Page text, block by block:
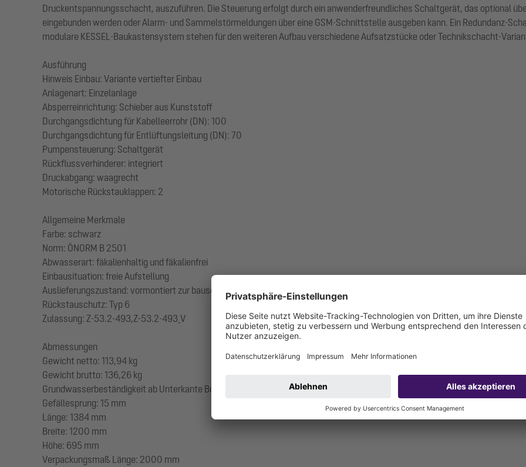
Druckentspannungsschacht, auszuführen. Die Steuerung erfolgt durch ein anwenderfreundliches Schaltgerät, das optional
eingebunden werden oder Alarm- und Sammelstörmeldungen über eine GSM-Schnittstelle ausgeben kann. Ein Redundanz-
modulare KESSEL-Baukastensystem stehen für den weiteren Aufbau verschiedene Aufsatzstücke oder Technikschacht-
Ausführung
Hinweis Einbau: Variante vertiefter Einbau
Anlagenart: Einzelanlage
Absperreinrichtung: Schieber aus Kunststoff
Durchgangsdichtung für Kabelleerrohr (DN): 100
Durchgangsdichtung für Entlüftungsleitung (DN): 70
Pumpensteuerung: Schaltgerät
Rückflussverhinderer: integriert
Druckabgang: waagrecht
Motorische Rückstauklappen: 2
Allgemeine Merkmale
Farbe: schwarz
Norm: ÖNORM B 2501
Abwasserart: fäkalienhaltig und fäkalienfrei
Einbausituation: freie Aufstellung
Auslieferungszustand: vormontiert zur bauseitigen Endmontage (Pumpen und Sensorik sind bauseits zu montieren sowie
Rückstauschutz: Typ 6
Zulassung: Z-53.2-493,Z-53.2-493_V
Abmessungen
Gewicht netto: 113,94 kg
Gewicht brutto: 136,26 kg
Grundwasserbeständigkeit ab Unterkante Bodenteil: 3000 mm
Gefällesprung: 15 mm
Länge: 1384 mm
Breite: 1200 mm
Höhe: 695 mm
Verpackungsmaß Länge: 2000 mm